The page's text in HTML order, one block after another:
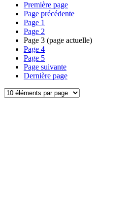
Première page
Page précédente
Page 1
Page 2
Page 3 (page actuelle)
Page 4
Page 5
Page suivante
Dernière page